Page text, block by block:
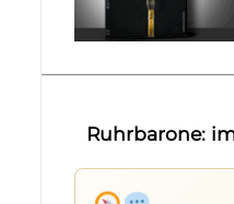
Ruhrbarone: